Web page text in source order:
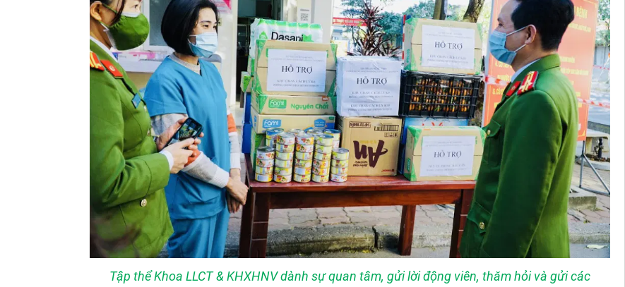
Tập thể Khoa LLCT & KHXHNV dành sự quan tâm, gửi lời động viên, thăm hỏi và gửi các